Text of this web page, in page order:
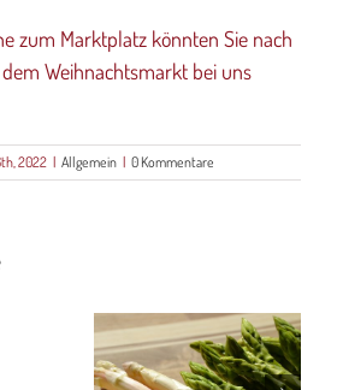
zum Marktplatz könnten Sie nach
Weihnachtsmarkt bei uns
2022 | Allgemein | 0 Kommentare